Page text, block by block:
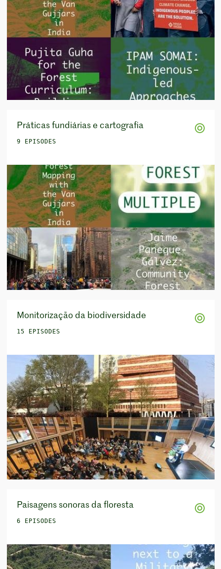
Práticas fundiárias e cartografia
9 EPISODES
Monitorização da biodiversidade
15 EPISODES
Paisagens sonoras da floresta
6 EPISODES